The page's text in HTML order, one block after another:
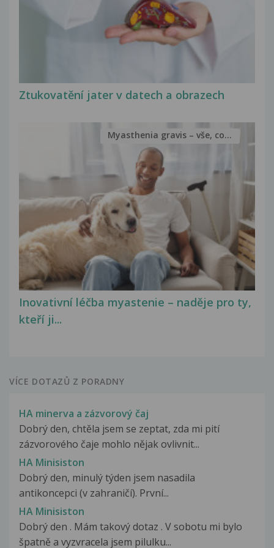
Ztukovatění jater v datech a obrazech
Inovativní léčba myastenie – naděje pro ty,
kteří ji...
Myasthenia gravis – vše, co...
VÍCE DOTAZŮ Z PORADNY
HA minerva a zázvorový čaj
Dobrý den, chtěla jsem se zeptat, zda mi pití
zázvorového čaje mohlo nějak ovlivnit...
HA Minisiston
Dobrý den, minulý týden jsem nasadila
antikoncepci (v zahraničí). První...
HA Minisiston
Dobrý den . Mám takový dotaz . V sobotu mi bylo
špatně a vyzvracela jsem pilulku...